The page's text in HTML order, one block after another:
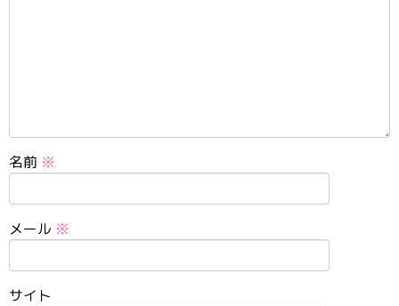
名前 ※
メール ※
サイト